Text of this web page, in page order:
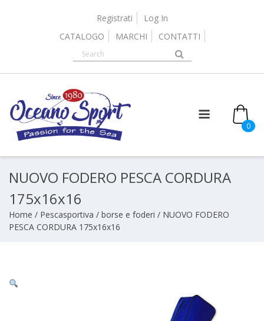
Registrati
Log In
CATALOGO
MARCHI CONTATTI
0
NUOVO FODERO PESCA CORDURA
175x16x16
Home / Pescasportiva / borse e foderi / NUOVO FODERO
PESCA CORDURA 175x16x16